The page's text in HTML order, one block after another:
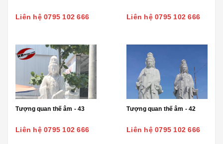
Liên hệ 0795 102 666 Liên hệ 0795 102 666
Tượng quan thế âm - 43
Liên hệ 0795 102 666
Tượng quan thế âm - 42
Liên hệ 0795 102 666